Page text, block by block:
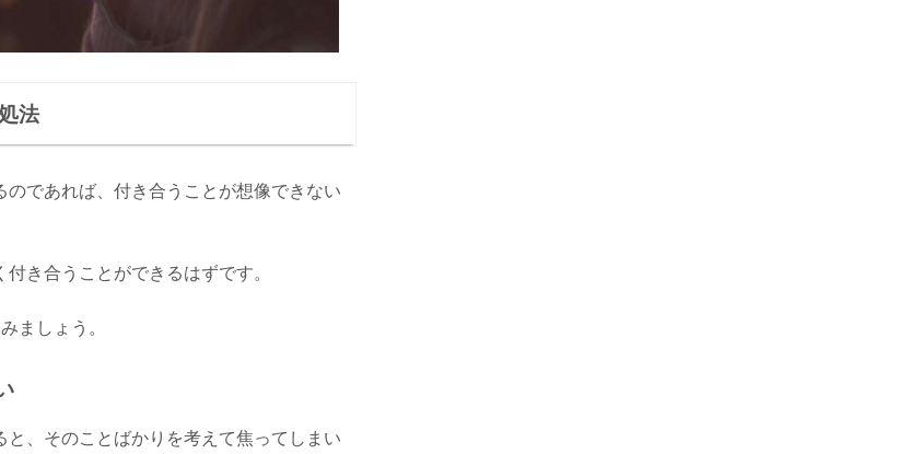
法
のであれば、付き合うことが想像できない
き合うことができるはずです。
ましょう。
と、そのことばかりを考えて焦ってしまい